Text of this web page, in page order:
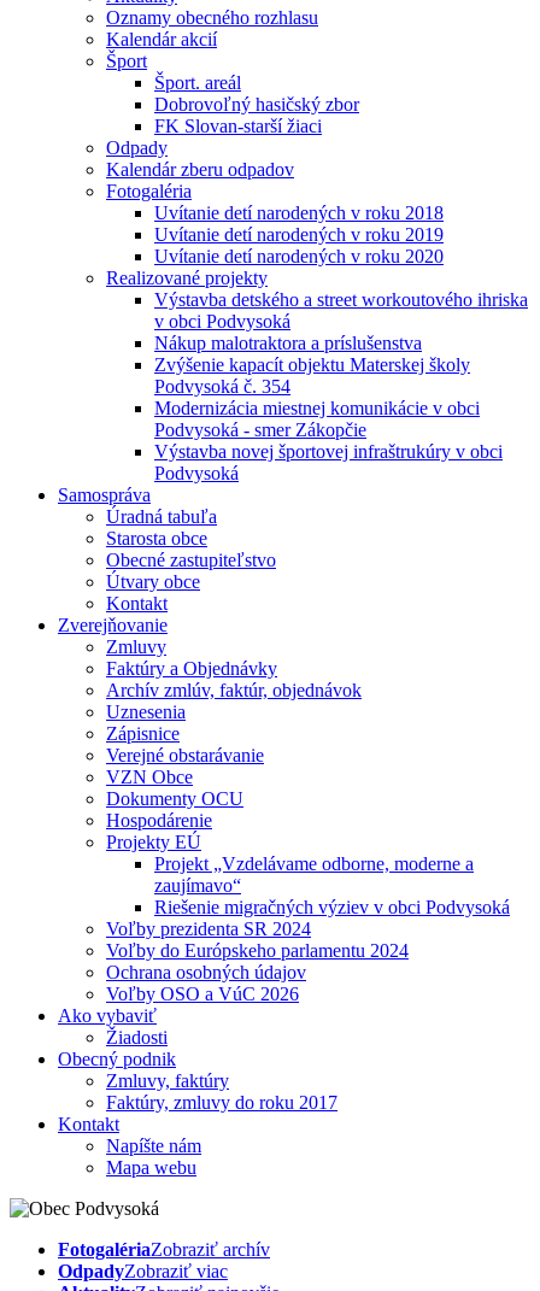
Oznamy obecného rozhlasu
Kalendár akcií
Šport
Šport. areál
Dobrovoľný hasičský zbor
FK Slovan-starší žiaci
Odpady
Kalendár zberu odpadov
Fotogaléria
Uvítanie detí narodených v roku 2018
Uvítanie detí narodených v roku 2019
Uvítanie detí narodených v roku 2020
Realizované projekty
Výstavba detského a street workoutového ihriska
v obci Podvysoká
Nákup malotraktora a príslušenstva
Zvýšenie kapacít objektu Materskej školy
Podvysoká č. 354
Modernizácia miestnej komunikácie v obci
Podvysoká - smer Zákopčie
Výstavba novej športovej infraštrukúry v obci
Podvysoká
Samospráva
Úradná tabuľa
Starosta obce
Obecné zastupiteľstvo
Útvary obce
Kontakt
Zverejňovanie
Zmluvy
Faktúry a Objednávky
Archív zmlúv, faktúr, objednávok
Uznesenia
Zápisnice
Verejné obstarávanie
VZN Obce
Dokumenty OCU
Hospodárenie
Projekty EÚ
Projekt „Vzdelávame odborne, moderne a
zaujímavo“
Riešenie migračných výziev v obci Podvysoká
Voľby prezidenta SR 2024
Voľby do Európskeho parlamentu 2024
Ochrana osobných údajov
Voľby OSO a VúC 2026
Ako vybaviť
Žiadosti
Obecný podnik
Zmluvy, faktúry
Faktúry, zmluvy do roku 2017
Kontakt
Napíšte nám
Mapa webu
FotogalériaZobraziť archív
OdpadyZobraziť viac